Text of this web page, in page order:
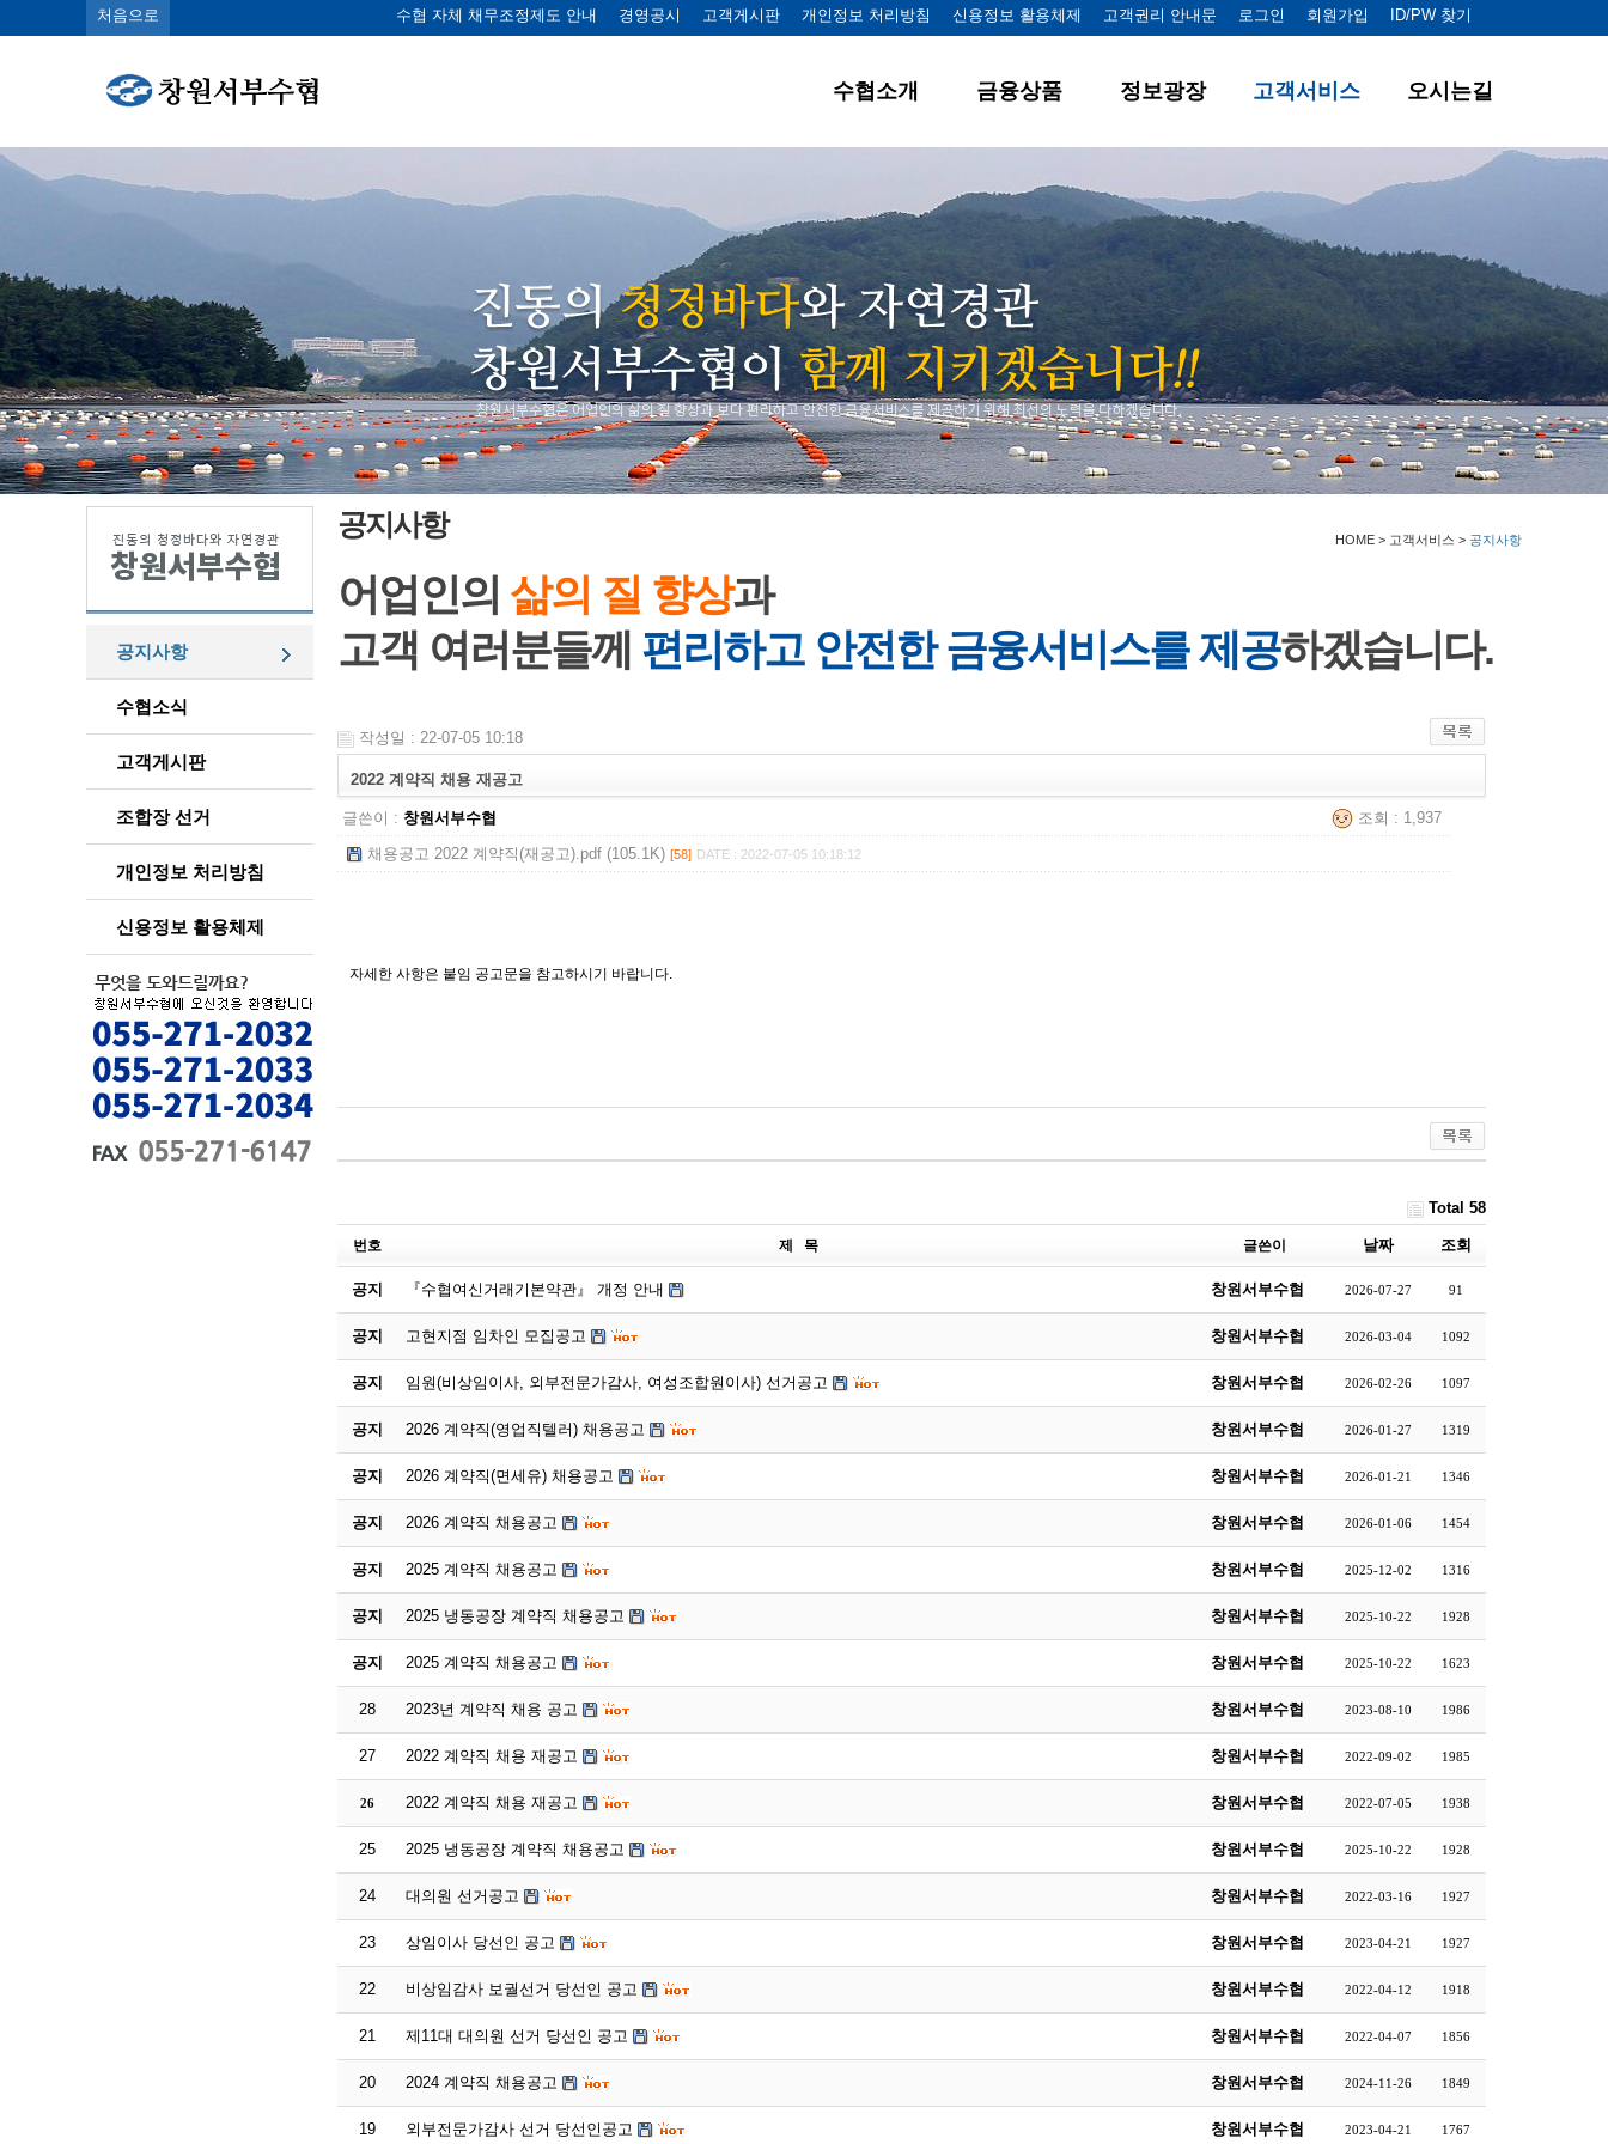
처음으로 수협 자체 채무조정제도 안내 경영공시 고객게시판 개인정보 처리방침 신용정보 활용체제 고객권리 안내문 로그인 회원가입 ID/PW 찾기
수협소개 금융상품 정보광장 고객서비스 오시는길
공지사항
수협소식
고객게시판
조합장 선거
개인정보 처리방침
신용정보 활용체제
공지사항 HOME > 고객서비스 > 공지사항
어업인의 삶의 질 향상과
고객 여러분들께 편리하고 안전한 금융서비스를 제공하겠습니다.
작성일 : 22-07-05 10:18
2022 계약직 채용 재공고
글쓴이 : 창원서부수협
조회 : 1,937
채용공고 2022 계약직(재공고).pdf (105.1K) [58] DATE : 2022-07-05 10:18:12
자세한 사항은 붙임 공고문을 참고하시기 바랍니다.
Total 58
번호 제 목 글쓴이 날짜 조회
공지 『수협여신거래기본약관』 개정 안내 창원서부수협 2026-07-27 91
공지 고현지점 임차인 모집공고 창원서부수협 2026-03-04 1092
공지 임원(비상임이사, 외부전문가감사, 여성조합원이사) 선거공고 창원서부수협 2026-02-26 1097
공지 2026 계약직(영업직텔러) 채용공고 창원서부수협 2026-01-27 1319
공지 2026 계약직(면세유) 채용공고 창원서부수협 2026-01-21 1346
공지 2026 계약직 채용공고 창원서부수협 2026-01-06 1454
공지 2025 계약직 채용공고 창원서부수협 2025-12-02 1316
공지 2025 냉동공장 계약직 채용공고 창원서부수협 2025-10-22 1928
공지 2025 계약직 채용공고 창원서부수협 2025-10-22 1623
28 2023년 계약직 채용 공고 창원서부수협 2023-08-10 1986
27 2022 계약직 채용 재공고 창원서부수협 2022-09-02 1985
26 2022 계약직 채용 재공고 창원서부수협 2022-07-05 1938
25 2025 냉동공장 계약직 채용공고 창원서부수협 2025-10-22 1928
24 대의원 선거공고 창원서부수협 2022-03-16 1927
23 상임이사 당선인 공고 창원서부수협 2023-04-21 1927
22 비상임감사 보궐선거 당선인 공고 창원서부수협 2022-04-12 1918
21 제11대 대의원 선거 당선인 공고 창원서부수협 2022-04-07 1856
20 2024 계약직 채용공고 창원서부수협 2024-11-26 1849
19 외부전문가감사 선거 당선인공고 창원서부수협 2023-04-21 1767